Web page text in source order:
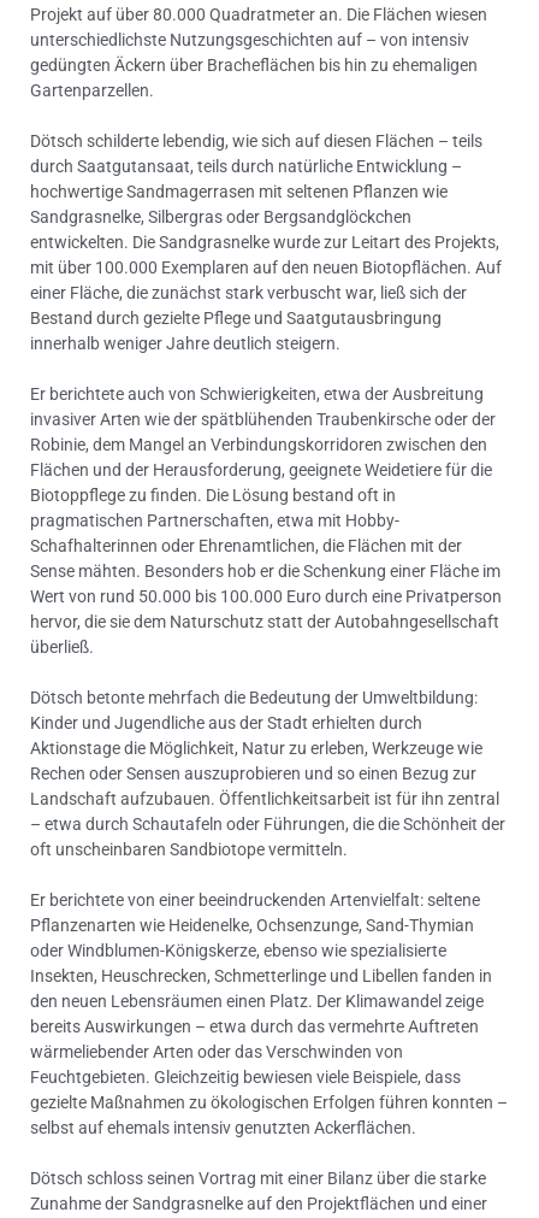
Projekt auf über 80.000 Quadratmeter an. Die Flächen wiesen
unterschiedlichste Nutzungsgeschichten auf – von intensiv
gedüngten Äckern über Bracheflächen bis hin zu ehemaligen
Gartenparzellen.
Dötsch schilderte lebendig, wie sich auf diesen Flächen – teils
durch Saatgutansaat, teils durch natürliche Entwicklung –
hochwertige Sandmagerrasen mit seltenen Pflanzen wie
Sandgrasnelke, Silbergras oder Bergsandglöckchen
entwickelten. Die Sandgrasnelke wurde zur Leitart des Projekts,
mit über 100.000 Exemplaren auf den neuen Biotopflächen. Auf
einer Fläche, die zunächst stark verbuscht war, ließ sich der
Bestand durch gezielte Pflege und Saatgutausbringung
innerhalb weniger Jahre deutlich steigern.
Er berichtete auch von Schwierigkeiten, etwa der Ausbreitung
invasiver Arten wie der spätblühenden Traubenkirsche oder der
Robinie, dem Mangel an Verbindungskorridoren zwischen den
Flächen und der Herausforderung, geeignete Weidetiere für die
Biotoppflege zu finden. Die Lösung bestand oft in
pragmatischen Partnerschaften, etwa mit Hobby-
Schafhalterinnen oder Ehrenamtlichen, die Flächen mit der
Sense mähten. Besonders hob er die Schenkung einer Fläche im
Wert von rund 50.000 bis 100.000 Euro durch eine Privatperson
hervor, die sie dem Naturschutz statt der Autobahngesellschaft
überließ.
Dötsch betonte mehrfach die Bedeutung der Umweltbildung:
Kinder und Jugendliche aus der Stadt erhielten durch
Aktionstage die Möglichkeit, Natur zu erleben, Werkzeuge wie
Rechen oder Sensen auszuprobieren und so einen Bezug zur
Landschaft aufzubauen. Öffentlichkeitsarbeit ist für ihn zentral
– etwa durch Schautafeln oder Führungen, die die Schönheit der
oft unscheinbaren Sandbiotope vermitteln.
Er berichtete von einer beeindruckenden Artenvielfalt: seltene
Pflanzenarten wie Heidenelke, Ochsenzunge, Sand-Thymian
oder Windblumen-Königskerze, ebenso wie spezialisierte
Insekten, Heuschrecken, Schmetterlinge und Libellen fanden in
den neuen Lebensräumen einen Platz. Der Klimawandel zeige
bereits Auswirkungen – etwa durch das vermehrte Auftreten
wärmeliebender Arten oder das Verschwinden von
Feuchtgebieten. Gleichzeitig bewiesen viele Beispiele, dass
gezielte Maßnahmen zu ökologischen Erfolgen führen konnten –
selbst auf ehemals intensiv genutzten Ackerflächen.
Dötsch schloss seinen Vortrag mit einer Bilanz über die starke
Zunahme der Sandgrasnelke auf den Projektflächen und einer